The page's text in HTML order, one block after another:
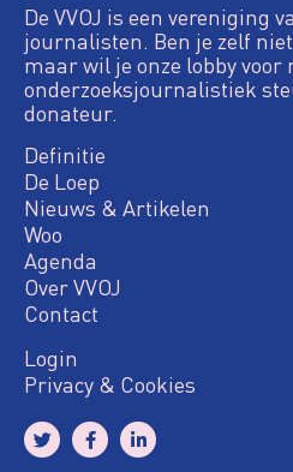
De VVOJ is een vereniging
journalisten. Ben je zelf
maar wil je onze lobby voor
onderzoeksjournalistiek
donateur.
Definitie
De Loep
Nieuws & Artikelen
Woo
Agenda
Over VVOJ
Contact
Login
Privacy & Cookies